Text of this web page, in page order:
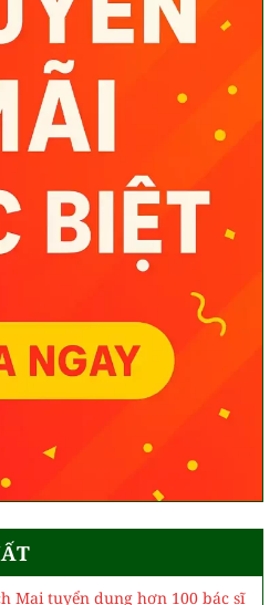
Mai tuyển dụng hơn 100 bác sĩ